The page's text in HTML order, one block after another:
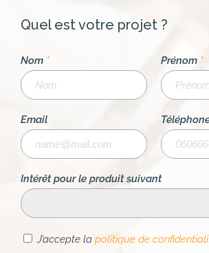
Quel est votre projet ?
Nom * Prénom *
Email
Intérêt pour le produit suivant
J’accepte la politique de